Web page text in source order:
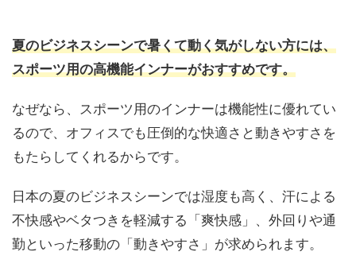
夏のビジネスシーンで暑くて動く気がしない方には、
スポーツ用の高機能インナーがおすすめです。
なぜなら、スポーツ用のインナーは機能性に優れてい
るので、オフィスでも圧倒的な快適さと動きやすさを
もたらしてくれるからです。
日本の夏のビジネスシーンでは湿度も高く、汗による
不快感やベタつきを軽減する「爽快感」、外回りや通
勤といった移動の「動きやすさ」が求められます。